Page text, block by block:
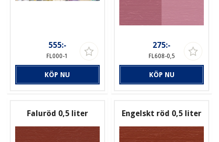
555:-
FL000-1
KÖP NU
275:-
FL608-0,5
KÖP NU
Faluröd 0,5 liter Engelskt röd 0,5 liter